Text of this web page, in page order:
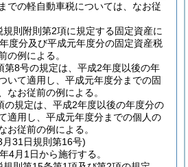
での軽自動車税については、なお従
則附則第2項に規定する固定資産に
度分及び平成元年度分の固定資産税
の例による。
第8号の規定は、平成2年度以後の年
いて適用し、平成元年度分までの固
なお従前の例による。
の規定は、平成2年度以後の年度分の
適用し、平成元年度分までの個人の
お従前の例による。
月31日規則第16号)
4月1日から施行する。